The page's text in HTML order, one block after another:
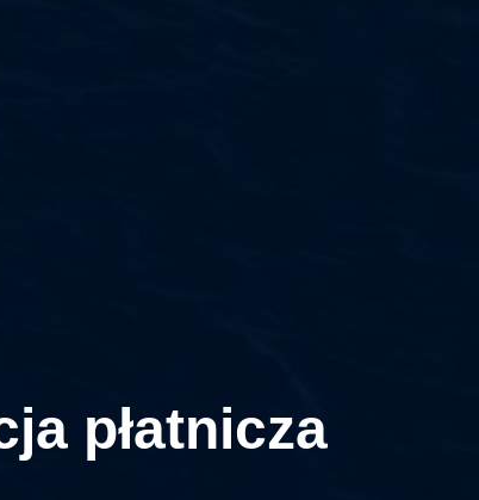
płatnicza